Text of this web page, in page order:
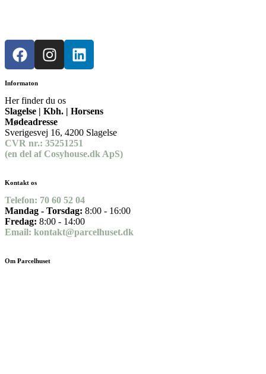
Informaton
Her finder du os
Slagelse | Kbh. | Horsens
Mødeadresse
Sverigesvej 16, 4200 Slagelse
CVR nr.: 35251251
(en del af Cosyhouse.dk ApS)
Kontakt os
Telefon: 70 60 52 04
Mandag - Torsdag: 8:00 - 16:00
Fredag: 8:00 - 14:00
Email: kontakt@parcelhuset.dk
Om Parcelhuset